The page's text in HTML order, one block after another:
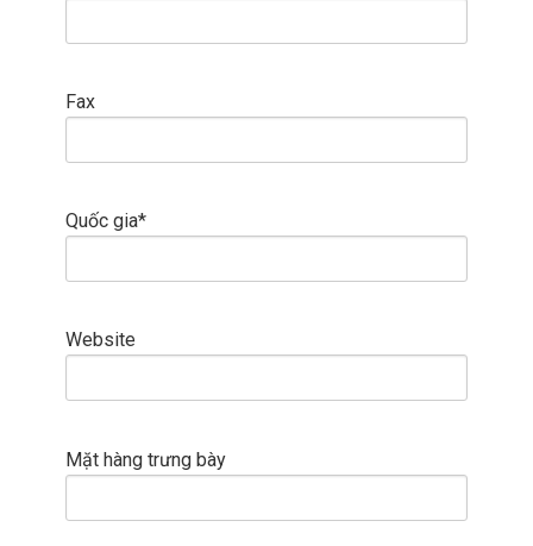
Fax
Quốc gia*
Website
Mặt hàng trưng bày